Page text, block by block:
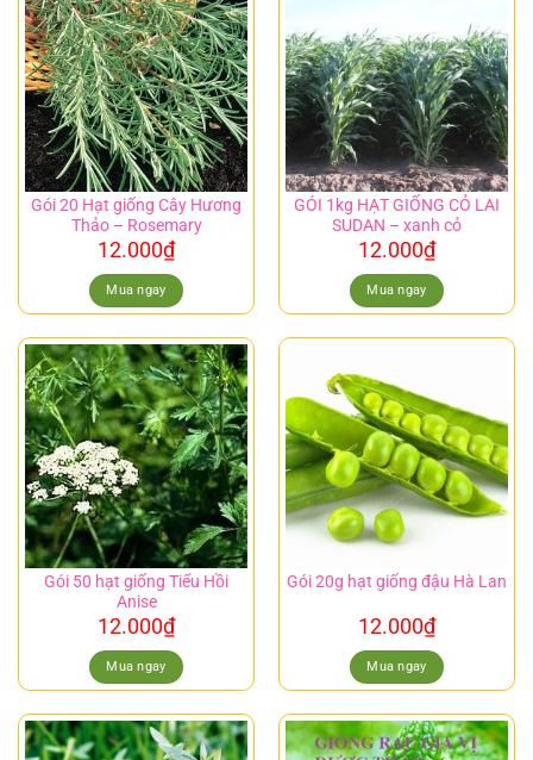
Gói 20 Hạt giống Cây Hương
Thảo – Rosemary
12.000₫
Mua ngay
GÓI 1kg HẠT GIỐNG CỎ LAI
SUDAN – xanh cỏ
12.000₫
Mua ngay
Gói 50 hạt giống Tiểu Hồi
Anise
12.000₫
Mua ngay
Gói 20g hạt giống đậu Hà Lan
12.000₫
Mua ngay